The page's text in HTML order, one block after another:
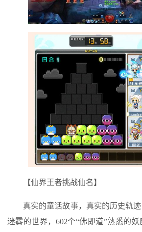
【仙界王者挑战仙名】
真实的童话故事，真实的历史轨
迷雾的世界，602个“佛即道”熟悉的